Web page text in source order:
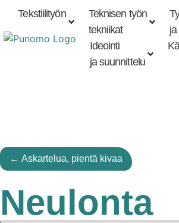
Tekstiilityön
Teknisen työn
tekniikat
Ideointi
ja suunnittelu
← Askartelua, pientä kivaa
Neulonta